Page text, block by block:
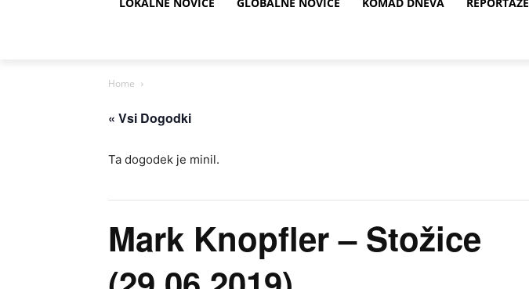
Home
« Vsi Dogodki
Ta dogodek je minil.
Mark Knopfler – Stožice